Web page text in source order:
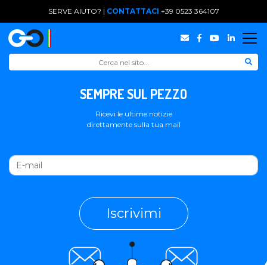
SERVE AIUTO? | CONTATTACI +39 0523 364107
SEMPRE SUL PEZZO
Ricevi le ultime notizie
direttamente sulla tua mail
Iscrivimi